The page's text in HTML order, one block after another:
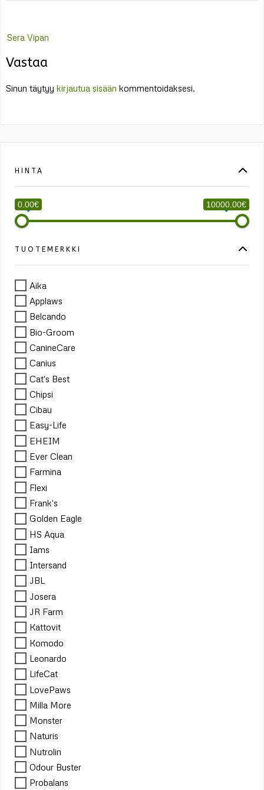
navigation
Sera Vipan
Vastaa
Sinun täytyy kirjautua sisään kommentoidaksesi.
HINTA
0.00€ 10000.00€
TUOTEMERKKI
Aika
Applaws
Belcando
Bio-Groom
CanineCare
Canius
Cat's Best
Chipsi
Cibau
Easy-Life
EHEIM
Ever Clean
Farmina
Flexi
Frank's
Golden Eagle
HS Aqua
Iams
Intersand
JBL
Josera
JR Farm
Kattovit
Komodo
Leonardo
LifeCat
LovePaws
Milla More
Monster
Naturis
Nutrolin
Odour Buster
Probalans